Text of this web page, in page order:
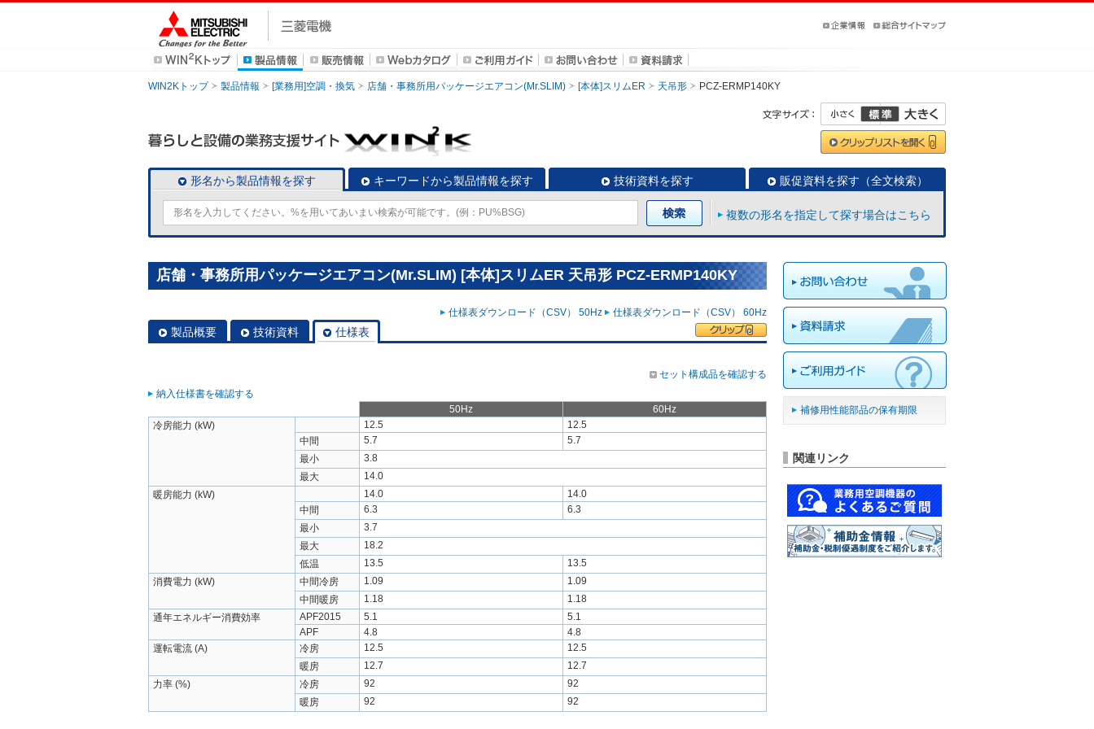
WIN2Kトップ 製品情報 [業務用]空調・換気 店舗・事務所用パッケージエアコン(Mr.SLIM) [本体]スリムER 天吊形 PCZ-ERMP140KY
形名から製品情報を探す キーワードから製品情報を探す 技術資料を探す 販促資料を探す（全文検索）
複数の形名を指定して探す場合はこちら
店舗・事務所用パッケージエアコン(Mr.SLIM) [本体]スリムER 天吊形 PCZ-ERMP140KY
仕様表ダウンロード（CSV） 50Hz 仕様表ダウンロード（CSV） 60Hz
製品概要 技術資料 仕様表
セット構成品を確認する
納入仕様書を確認する
50Hz
60Hz
冷房能力 (kW)
12.5
12.5
中間
5.7
5.7
最小
3.8
最大
14.0
暖房能力 (kW)
14.0
14.0
中間
6.3
6.3
最小
3.7
最大
18.2
低温
13.5
13.5
消費電力 (kW)
中間冷房 1.09
1.09
中間暖房
1.18
1.18
通年エネルギー消費効率
APF2015 5.1
5.1
APF
4.8
4.8
運転電流 (A)
冷房 12.5
12.5
暖房
12.7
12.7
力率 (%)
冷房 92
92
暖房
92 92
補修用性能部品の保有期限
関連リンク